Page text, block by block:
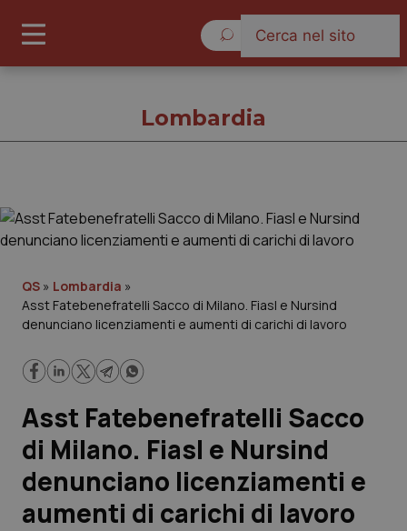
Governo e Parlamento
Regioni e Asl
Lavoro e Professioni
Scienza e Farmaci
Studi e Analisi
Lombardia
QS » Lombardia »
Asst Fatebenefratelli Sacco di Milano. Fiasl e Nursind
denunciano licenziamenti e aumenti di carichi di lavoro
Asst Fatebenefratelli Sacco
di Milano. Fiasl e Nursind
denunciano licenziamenti e
aumenti di carichi di lavoro